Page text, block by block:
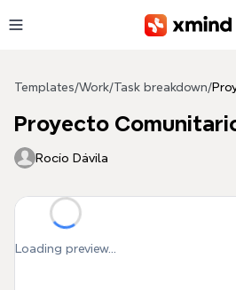
Templates/Work/Task breakdown/
Proyecto
Rocío Dávila
Loading preview...